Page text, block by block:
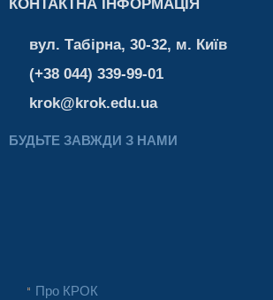
КОНТАКТНА ІНФОРМАЦІЯ
вул. Табірна, 30-32, м. Київ
(+38 044) 339-99-01
krok@krok.edu.ua
БУДЬТЕ ЗАВЖДИ З НАМИ
Про КРОК